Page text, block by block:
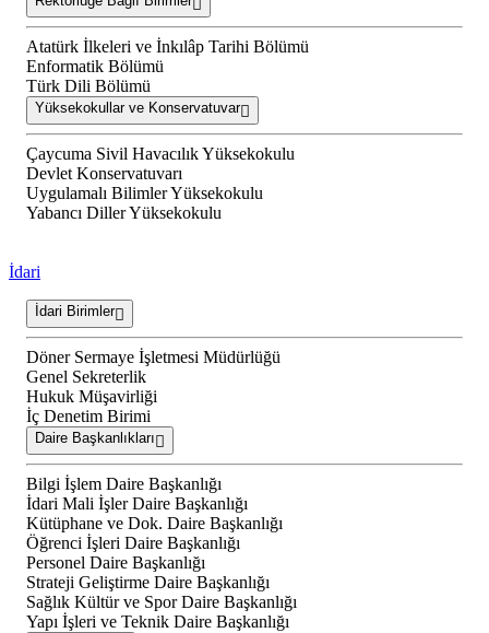
Atatürk İlkeleri ve İnkılâp Tarihi Bölümü
Enformatik Bölümü
Türk Dili Bölümü
Yüksekokullar ve Konservatuvar
Çaycuma Sivil Havacılık Yüksekokulu
Devlet Konservatuvarı
Uygulamalı Bilimler Yüksekokulu
Yabancı Diller Yüksekokulu
İdari
İdari Birimler
Döner Sermaye İşletmesi Müdürlüğü
Genel Sekreterlik
Hukuk Müşavirliği
İç Denetim Birimi
Daire Başkanlıkları
Bilgi İşlem Daire Başkanlığı
İdari Mali İşler Daire Başkanlığı
Kütüphane ve Dok. Daire Başkanlığı
Öğrenci İşleri Daire Başkanlığı
Personel Daire Başkanlığı
Strateji Geliştirme Daire Başkanlığı
Sağlık Kültür ve Spor Daire Başkanlığı
Yapı İşleri ve Teknik Daire Başkanlığı